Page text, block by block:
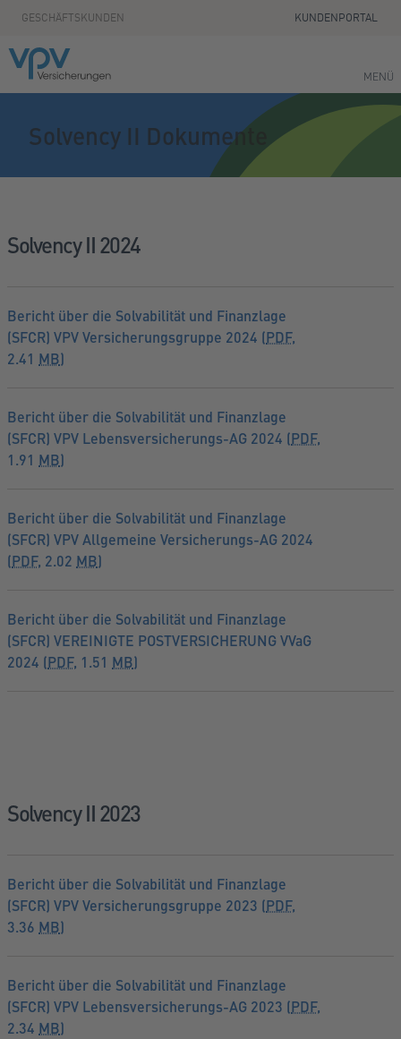
Zum Seiteninhalt springen
GESCHÄFTSKUNDEN KUNDENPORTAL
MENÜ
Solvency II Dokumente
Solvency II 2024
Bericht über die Solvabilität und Finanzlage
(SFCR) VPV Versicherungsgruppe 2024 (PDF,
2.41 MB)
Bericht über die Solvabilität und Finanzlage
(SFCR) VPV Lebensversicherungs-AG 2024 (PDF,
1.91 MB)
Bericht über die Solvabilität und Finanzlage
(SFCR) VPV Allgemeine Versicherungs-AG 2024
(PDF, 2.02 MB)
Bericht über die Solvabilität und Finanzlage
(SFCR) VEREINIGTE POSTVERSICHERUNG VVaG
2024 (PDF, 1.51 MB)
Solvency II 2023
Bericht über die Solvabilität und Finanzlage
(SFCR) VPV Versicherungsgruppe 2023 (PDF,
3.36 MB)
Bericht über die Solvabilität und Finanzlage
(SFCR) VPV Lebensversicherungs-AG 2023 (PDF,
2.34 MB)